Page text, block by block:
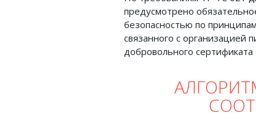
предусмотрено
безопасностью по
связанного с организацией
добровольного